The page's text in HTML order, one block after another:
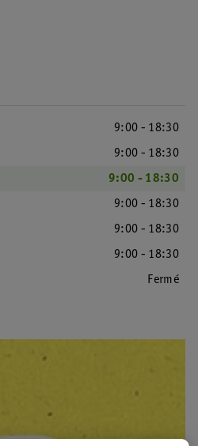
9:00 - 18:30
9:00 - 18:30
9:00 - 18:30
9:00 - 18:30
9:00 - 18:30
9:00 - 18:30
Fermé